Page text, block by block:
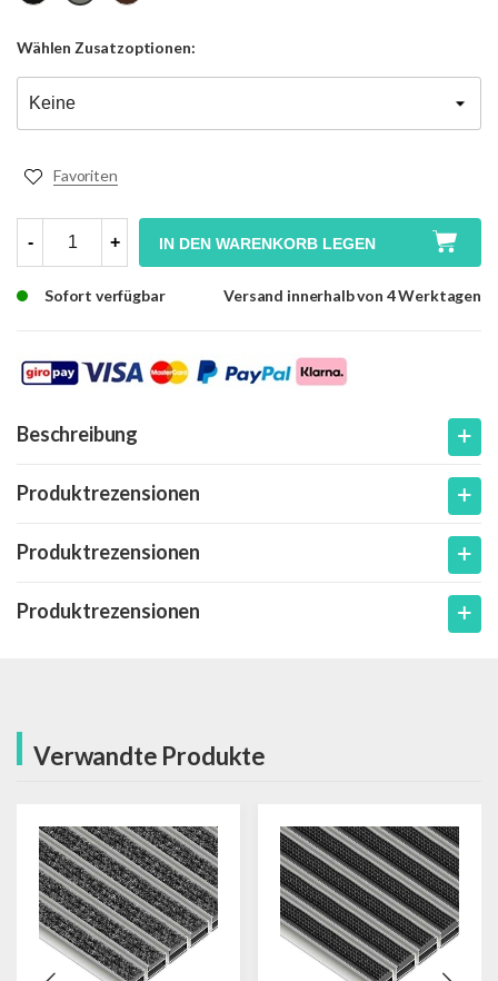
Wählen Zusatzoptionen:
Favoriten
- + IN DEN WARENKORB LEGEN
Sofort verfügbar Versand innerhalb von 4 Werktagen
Beschreibung
Produktrezensionen
Produktrezensionen
Produktrezensionen
Verwandte Produkte